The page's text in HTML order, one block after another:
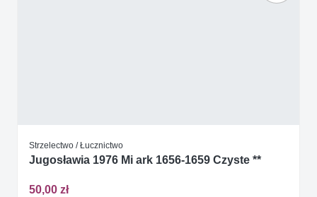
Strzelectwo / Łucznictwo
Jugosławia 1976 Mi ark 1656-1659 Czyste **
50,00 zł